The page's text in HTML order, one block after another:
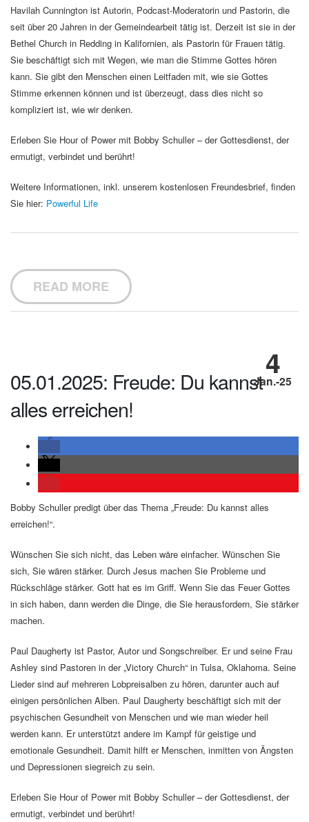
Havilah Cunnington ist Autorin, Podcast-Moderatorin und Pastorin, die
seit über 20 Jahren in der Gemeindearbeit tätig ist. Derzeit ist sie in der
Bethel Church in Redding in Kalifornien, als Pastorin für Frauen tätig.
Sie beschäftigt sich mit Wegen, wie man die Stimme Gottes hören
kann. Sie gibt den Menschen einen Leitfaden mit, wie sie Gottes
Stimme erkennen können und ist überzeugt, dass dies nicht so
kompliziert ist, wie wir denken.
Erleben Sie Hour of Power mit Bobby Schuller – der Gottesdienst, der
ermutigt, verbindet und berührt!
Weitere Informationen, inkl. unserem kostenlosen Freundesbrief, finden
Sie hier: Powerful Life
READ MORE
4
Jan.-25
05.01.2025: Freude: Du kannst
alles erreichen!
Bobby Schuller predigt über das Thema „Freude: Du kannst alles
erreichen!“.
Wünschen Sie sich nicht, das Leben wäre einfacher. Wünschen Sie
sich, Sie wären stärker. Durch Jesus machen Sie Probleme und
Rückschläge stärker. Gott hat es im Griff. Wenn Sie das Feuer Gottes
in sich haben, dann werden die Dinge, die Sie herausfordern, Sie stärker
machen.
Paul Daugherty ist Pastor, Autor und Songschreiber. Er und seine Frau
Ashley sind Pastoren in der „Victory Church“ in Tulsa, Oklahoma. Seine
Lieder sind auf mehreren Lobpreisalben zu hören, darunter auch auf
einigen persönlichen Alben. Paul Daugherty beschäftigt sich mit der
psychischen Gesundheit von Menschen und wie man wieder heil
werden kann. Er unterstützt andere im Kampf für geistige und
emotionale Gesundheit. Damit hilft er Menschen, inmitten von Ängsten
und Depressionen siegreich zu sein.
Erleben Sie Hour of Power mit Bobby Schuller – der Gottesdienst, der
ermutigt, verbindet und berührt!